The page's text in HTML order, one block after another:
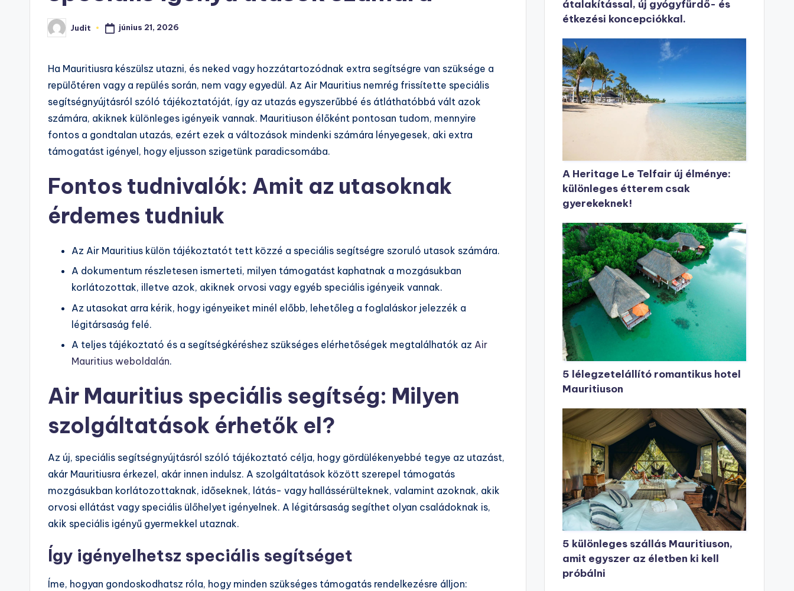
Posted
by
Judit június 21, 2026
Ha Mauritiusra készülsz utazni, és neked vagy hozzátartozódnak extra segítségre van szüksége a
repülőtéren vagy a repülés során, nem vagy egyedül. Az Air Mauritius nemrég frissítette speciális
segítségnyújtásról szóló tájékoztatóját, így az utazás egyszerűbbé és átláthatóbbá vált azok
számára, akiknek különleges igényeik vannak. Mauritiuson élőként pontosan tudom, mennyire
fontos a gondtalan utazás, ezért ezek a változások mindenki számára lényegesek, aki extra
támogatást igényel, hogy eljusson szigetünk paradicsomába.
Fontos tudnivalók: Amit az utasoknak
érdemes tudniuk
Az Air Mauritius külön tájékoztatót tett közzé a speciális segítségre szoruló utasok számára.
A dokumentum részletesen ismerteti, milyen támogatást kaphatnak a mozgásukban
korlátozottak, illetve azok, akiknek orvosi vagy egyéb speciális igényeik vannak.
Az utasokat arra kérik, hogy igényeiket minél előbb, lehetőleg a foglaláskor jelezzék a
légitársaság felé.
A teljes tájékoztató és a segítségkéréshez szükséges elérhetőségek megtalálhatók az Air
Mauritius weboldalán.
Air Mauritius speciális segítség: Milyen
szolgáltatások érhetők el?
Az új, speciális segítségnyújtásról szóló tájékoztató célja, hogy gördülékenyebbé tegye az utazást,
akár Mauritiusra érkezel, akár innen indulsz. A szolgáltatások között szerepel támogatás
mozgásukban korlátozottaknak, időseknek, látás- vagy hallássérülteknek, valamint azoknak, akik
orvosi ellátást vagy speciális ülőhelyet igényelnek. A légitársaság segíthet olyan családoknak is,
akik speciális igényű gyermekkel utaznak.
Így igényelhetsz speciális segítséget
Íme, hogyan gondoskodhatsz róla, hogy minden szükséges támogatás rendelkezésre álljon:
átalakítással, új gyógyfürdő- és
étkezési koncepciókkal.
A Heritage Le Telfair új élménye:
különleges étterem csak
gyerekeknek!
5 lélegzetelállító romantikus hotel
Mauritiuson
5 különleges szállás Mauritiuson,
amit egyszer az életben ki kell
próbálni